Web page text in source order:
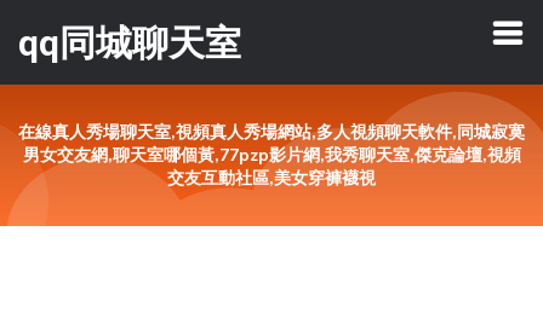
qq同城聊天室
在線真人秀場聊天室,視頻真人秀場網站,多人視頻聊天軟件,同城寂寞
男女交友網,聊天室哪個黃,77pzp影片網,我秀聊天室,傑克論壇,視頻
交友互動社區,美女穿褲襪視